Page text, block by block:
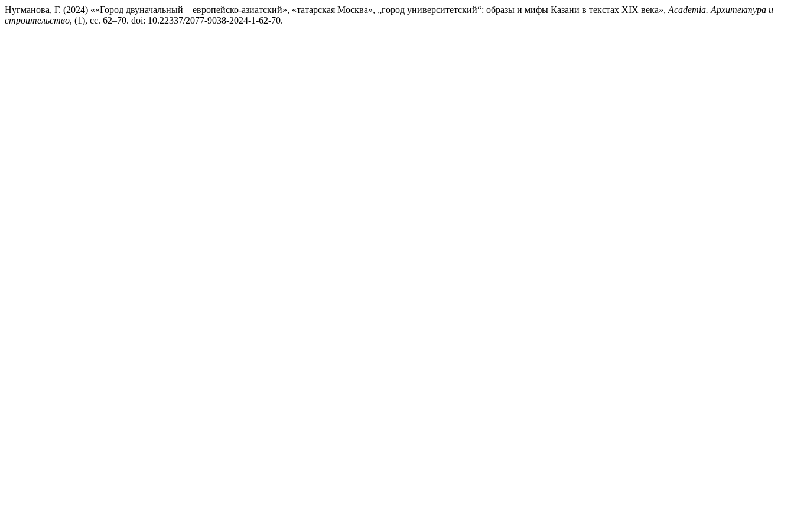
Нугманова, Г. (2024) ««Город двуначальный – европейско-азиатский», «татарская Москва», „город университетский“: образы и мифы Казани в текстах XIX века», Academia. Архитектура и
строительство, (1), сс. 62–70. doi: 10.22337/2077-9038-2024-1-62-70.